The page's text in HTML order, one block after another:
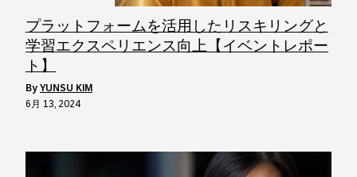
プラットフォームを活用したリスキリングと
学習エクスペリエンス向上【イベントレポー
ト】
by YUNSU KIM
6月 13, 2024